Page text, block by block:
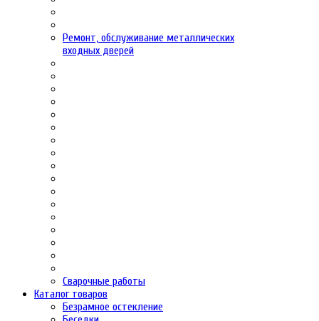
Ремонт, обслуживание металлических
входных дверей
Сварочные работы
Каталог товаров
Безрамное остекление